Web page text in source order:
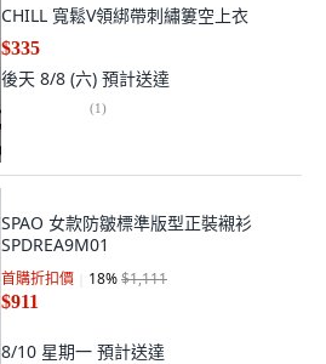
CHILL 寬鬆V領綁帶刺繡簍空上衣
$335
後天 8/8 (六) 預計送達
(1)
SPAO 女款防皺標準版型正裝襯衫
SPDREA9M01
首購折扣價 18%$1,111
$911
8/10 星期一 預計送達